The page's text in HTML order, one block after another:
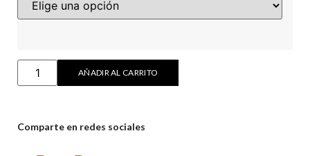
AÑADIR AL CARRITO
Comparte en redes sociales